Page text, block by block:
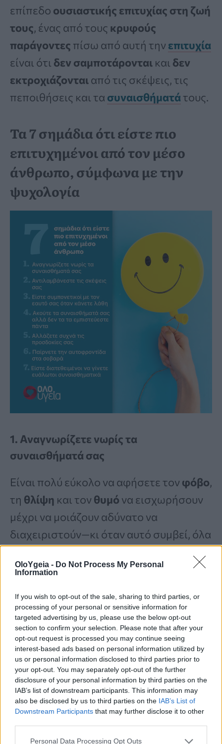
OloYgeia - Do Not Process My Personal
Information
If you wish to opt-out of the sale, sharing to third parties, or
processing of your personal or sensitive information for
targeted advertising by us, please use the below opt-out
section to confirm your selection. Please note that after your
opt-out request is processed you may continue seeing
interest-based ads based on personal information utilized by
us or personal information disclosed to third parties prior to
your opt-out. You may separately opt-out of the further
disclosure of your personal information by third parties on the
IAB’s list of downstream participants. This information may
also be disclosed by us to third parties on the IAB’s List of
Downstream Participants that may further disclose it to other
Personal Data Processing Opt Outs
επίπεδο ουσιαστικής επιτυχίας στη ζωή
τους, ένας από τους κρυφούς
παράγοντες πίσω από αυτή την επιτυχία
είναι ότι δεν σαμποτάρονται και δεν
εκτροχιάζονταιαπό τις σκέψεις, τις
πεποιθήσεις και τα συναισθήματά τους.
Τα 7 σημάδια ότι είστε πιο
επιτυχημένοι από τον μέσο
άνθρωπο, σύμφωνα με την
ψυχολογία
1. Αναγνωρίζετε νωρίς τα
συναισθήματά σας
Είναι πολύ εύκολο να αφήσετε τον φόβο,
τη θλίψη και τον θυμό να εισχωρήσουν
μέχρι να μοιάζουν αδύνατο να
διαχειριστούν—κι όταν αυτό συμβεί, όλα
έρευνα δείχνει ότι το κλειδί για να
να απωθείτε αυτά τα συναισθήματα,
αλλά να ταπαρατηρείτε και να τα
αποδέχεστετη στιγμή που
εμφανίζονται.
Δοκιμάστε την εξής προσέγγιση:
Εντοπίστε τα γρήγορα: Ελέγχετε